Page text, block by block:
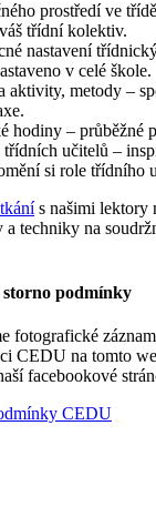
prostředí ve
třídní kolektiv.
nastavení
v celé škole.
aktivity, metody –
hodiny – průběžné
třídních učitelů –
si role třídního
s našimi lektory
techniky na
storno podmínky
fotografické
CEDU na tomto
facebookové
CEDU